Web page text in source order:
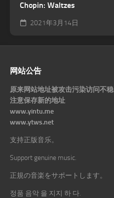
Chopin: Waltzes
2021年3月14日
网站公告
原来网站地址被攻击污染访问不稳
注意保存新的地址
www.yintu.me
www.ytws.net
支持正版音乐。
Support genuine music.
正規の音楽をサポートします。
정품 음악 을 지지 하 다.